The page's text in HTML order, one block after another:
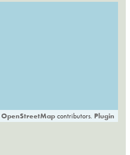
OpenStreetMapcontributors. Plugin